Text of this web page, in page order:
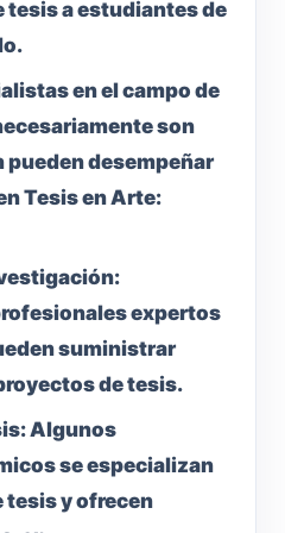
tesis a estudiantes de
en el campo de
son
desempeñar
Tesis en Arte:
expertos
suministrar
de tesis.
Algunos
se especializan
tesis y ofrecen